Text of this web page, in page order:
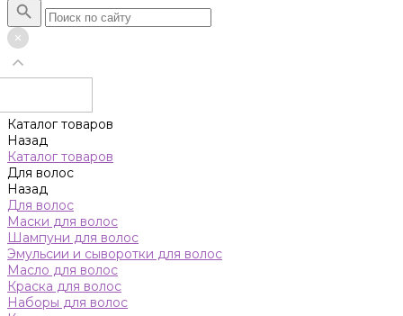
Каталог товаров
Назад
Каталог товаров
Для волос
Назад
Для волос
Маски для волос
Шампуни для волос
Эмульсии и сыворотки для волос
Масло для волос
Краска для волос
Наборы для волос